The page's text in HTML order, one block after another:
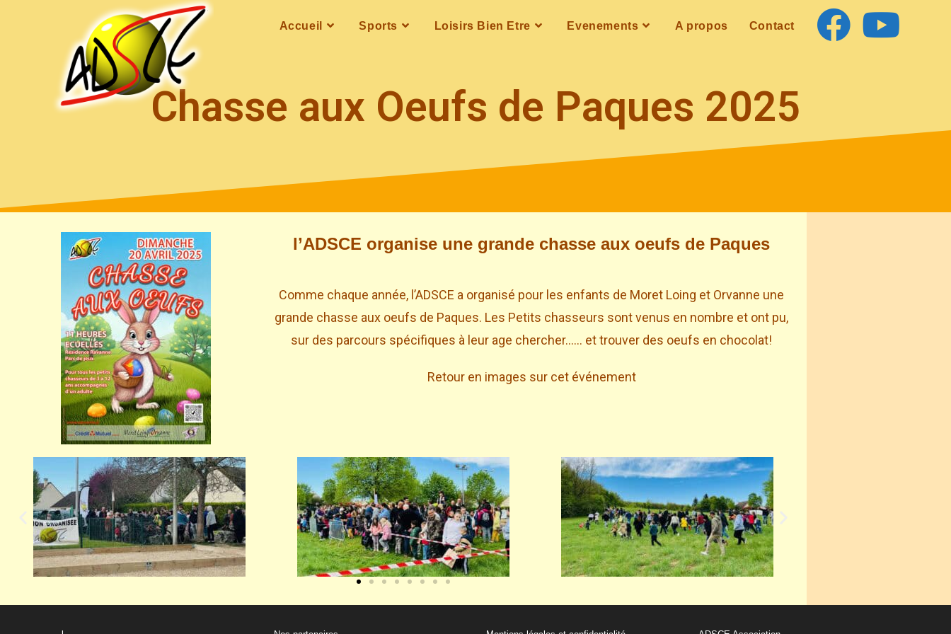
Accueil Sports Loisirs Bien Etre Evenements A propos Contact
Chasse aux Oeufs de Paques 2025
l’ADSCE organise une grande chasse aux oeufs de Paques
Comme chaque année, l’ADSCE a organisé pour les enfants de Moret Loing et Orvanne une
grande chasse aux oeufs de Paques. Les Petits chasseurs sont venus en nombre et ont pu,
sur des parcours spécifiques à leur age chercher…… et trouver des oeufs en chocolat!
Retour en images sur cet événement